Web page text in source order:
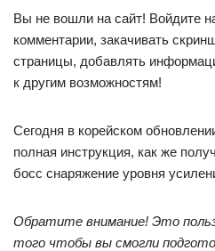
Вы не вошли на сайт! Войдите
комментарии, закачивать
страницы, добавлять
к другим возможностям!
Сегодня в корейском
полная инструкция, как же
босс снаряжение уровня
Обратите внимание! Это
того чтобы вы смогли